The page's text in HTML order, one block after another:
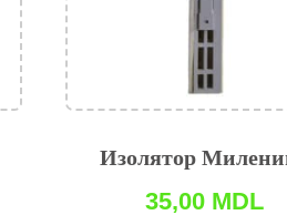
Изолятор
35,00 MDL